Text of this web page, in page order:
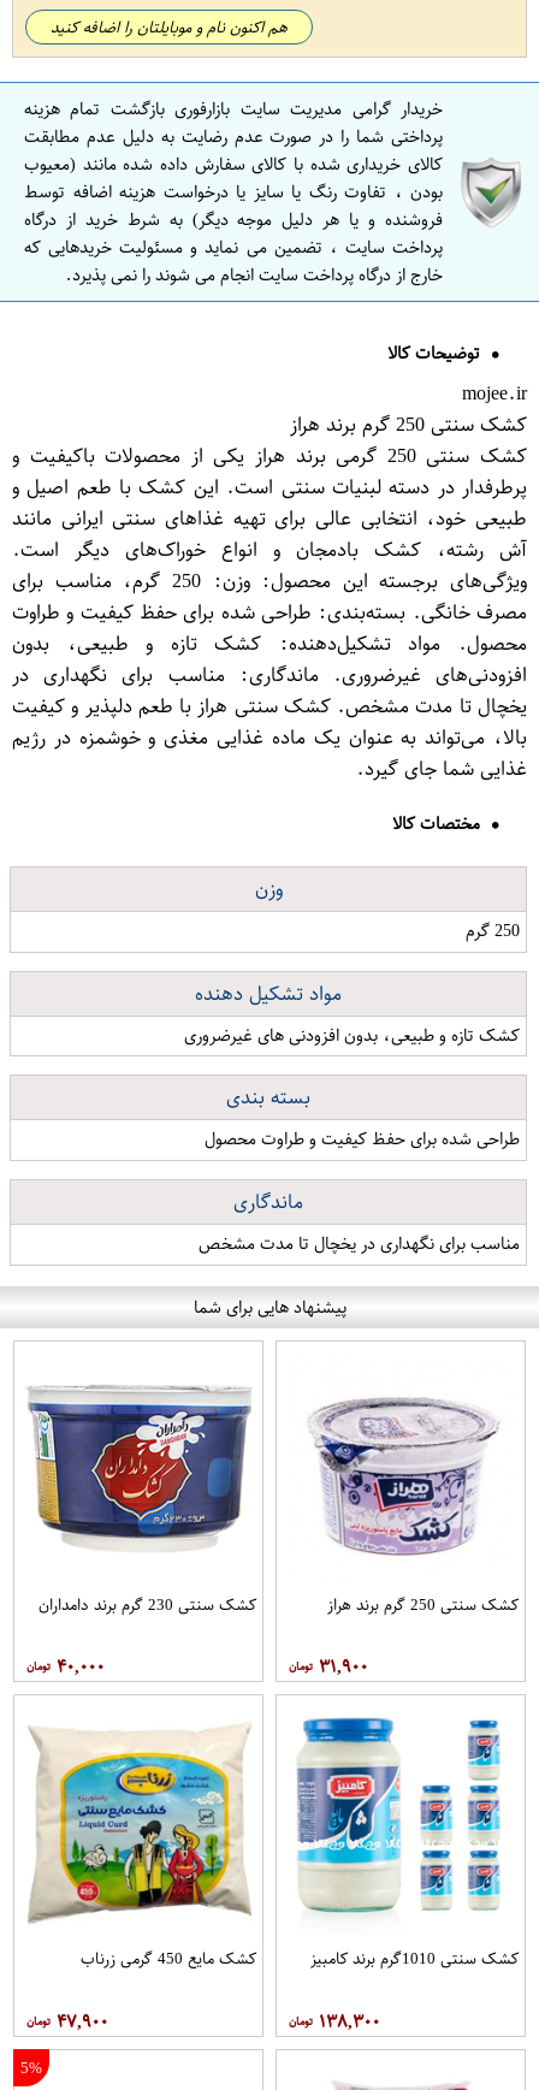
هم اکنون نام و موبایلتان را اضافه کنید
خریدار گرامی مدیریت سایت بازارفوری بازگشت تمام هزینه
پرداختی شما را در صورت عدم رضایت به دلیل عدم مطابقت
کالای خریداری شده با کالای سفارش داده شده مانند (معیوب
بودن ، تفاوت رنگ یا سایز یا درخواست هزینه اضافه توسط
فروشنده و یا هر دلیل موجه دیگر) به شرط خرید از درگاه
پرداخت سایت ، تضمین می نماید و مسئولیت خریدهایی که
خارج از درگاه پرداخت سایت انجام می شوند را نمی پذیرد.
توضیحات کالا
mojee.ir
کشک سنتی 250 گرم برند هراز
کشک سنتی 250 گرمی برند هراز یکی از محصولات باکیفیت و
پرطرفدار در دسته لبنیات سنتی است. این کشک با طعم اصیل و
طبیعی خود، انتخابی عالی برای تهیه غذاهای سنتی ایرانی مانند
آش رشته، کشک بادمجان و انواع خوراک‌های دیگر است.
ویژگی‌های برجسته این محصول: وزن: 250 گرم، مناسب برای
مصرف خانگی. بسته‌بندی: طراحی شده برای حفظ کیفیت و طراوت
محصول. مواد تشکیل‌دهنده: کشک تازه و طبیعی، بدون
افزودنی‌های غیرضروری. ماندگاری: مناسب برای نگهداری در
یخچال تا مدت مشخص. کشک سنتی هراز با طعم دلپذیر و کیفیت
بالا، می‌تواند به عنوان یک ماده غذایی مغذی و خوشمزه در رژیم
غذایی شما جای گیرد.
مختصات کالا
وزن
250 گرم
مواد تشکیل دهنده
کشک تازه و طبیعی، بدون افزودنی های غیرضروری
بسته بندی
طراحی شده برای حفظ کیفیت و طراوت محصول
ماندگاری
مناسب برای نگهداری در یخچال تا مدت مشخص
پیشنهاد هایی برای شما
کشک سنتی 250 گرم برند هراز
۳۱,۹۰۰
کشک سنتی 230 گرم برند دامداران
۴۰,۰۰۰
کشک سنتی 1010گرم برند کامبیز
۱۳۸,۳۰۰
کشک مایع 450 گرمی زرناب
۴۷,۹۰۰
5%